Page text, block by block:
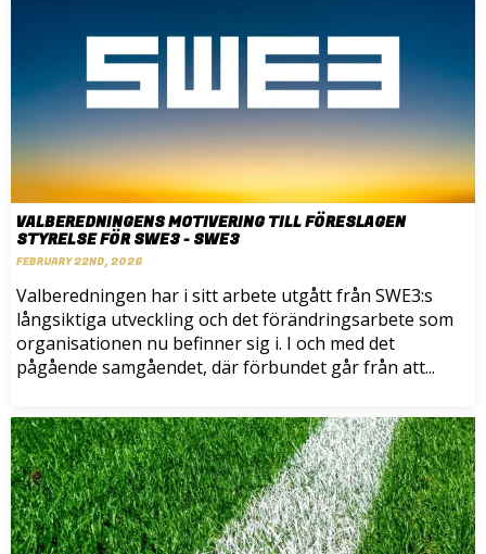
VALBEREDNINGENS MOTIVERING TILL FÖRESLAGEN
STYRELSE FÖR SWE3 - SWE3
FEBRUARY 22ND, 2026
Valberedningen har i sitt arbete utgått från SWE3:s
långsiktiga utveckling och det förändringsarbete som
organisationen nu befinner sig i. I och med det
pågående samgåendet, där förbundet går från att...